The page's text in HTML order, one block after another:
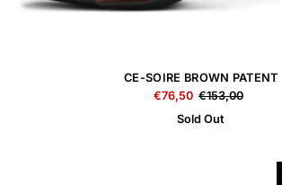
CE-SOIRE BROWN PATENT
€76,50 €153,00
Sold Out